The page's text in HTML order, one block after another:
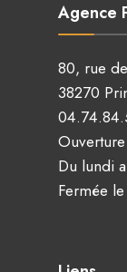
Agence
80, rue
38270
Du lundi
Fermée